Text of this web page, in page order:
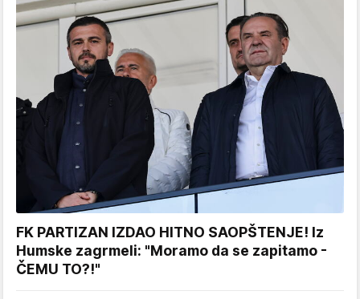
FK PARTIZAN IZDAO HITNO SAOPŠTENJE! Iz
Humske zagrmeli: "Moramo da se zapitamo -
ČEMU TO?!"